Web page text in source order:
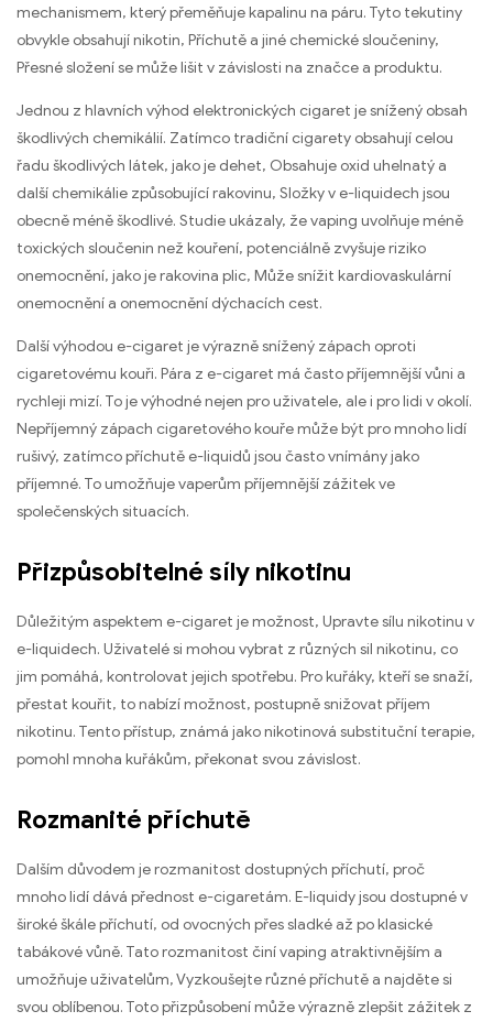
mechanismem, který přeměňuje kapalinu na páru. Tyto tekutiny
obvykle obsahují nikotin, Příchutě a jiné chemické sloučeniny,
Přesné složení se může lišit v závislosti na značce a produktu.
Jednou z hlavních výhod elektronických cigaret je snížený obsah
škodlivých chemikálií. Zatímco tradiční cigarety obsahují celou
řadu škodlivých látek, jako je dehet, Obsahuje oxid uhelnatý a
další chemikálie způsobující rakovinu, Složky v e-liquidech jsou
obecně méně škodlivé. Studie ukázaly, že vaping uvolňuje méně
toxických sloučenin než kouření, potenciálně zvyšuje riziko
onemocnění, jako je rakovina plic, Může snížit kardiovaskulární
onemocnění a onemocnění dýchacích cest.
Další výhodou e-cigaret je výrazně snížený zápach oproti
cigaretovému kouři. Pára z e-cigaret má často příjemnější vůni a
rychleji mizí. To je výhodné nejen pro uživatele, ale i pro lidi v okolí.
Nepříjemný zápach cigaretového kouře může být pro mnoho lidí
rušivý, zatímco příchutě e-liquidů jsou často vnímány jako
příjemné. To umožňuje vaperům příjemnější zážitek ve
společenských situacích.
Přizpůsobitelné síly nikotinu
Důležitým aspektem e-cigaret je možnost, Upravte sílu nikotinu v
e-liquidech. Uživatelé si mohou vybrat z různých sil nikotinu, co
jim pomáhá, kontrolovat jejich spotřebu. Pro kuřáky, kteří se snaží,
přestat kouřit, to nabízí možnost, postupně snižovat příjem
nikotinu. Tento přístup, známá jako nikotinová substituční terapie,
pomohl mnoha kuřákům, překonat svou závislost.
Rozmanité příchutě
Dalším důvodem je rozmanitost dostupných příchutí, proč
mnoho lidí dává přednost e-cigaretám. E-liquidy jsou dostupné v
široké škále příchutí, od ovocných přes sladké až po klasické
tabákové vůně. Tato rozmanitost činí vaping atraktivnějším a
umožňuje uživatelům, Vyzkoušejte různé příchutě a najděte si
svou oblíbenou. Toto přizpůsobení může výrazně zlepšit zážitek z